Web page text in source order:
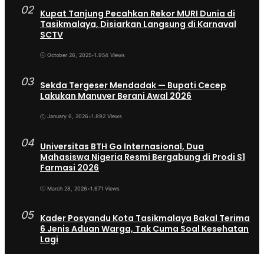
02 Kupat Tanjung Pecahkan Rekor MURI Dunia di
Tasikmalaya, Disiarkan Langsung di Karnaval
SCTV
October 26, 2025•1.954 Views
03 Sekda Tergeser Mendadak — Bupati Cecep
Lakukan Manuver Berani Awal 2026
January 6, 2026•1.892 Views
04 Universitas BTH Go Internasional, Dua
Mahasiswa Nigeria Resmi Bergabung di Prodi S1
Farmasi 2026
March 28, 2026•1.671 Views
05 Kader Posyandu Kota Tasikmalaya Bakal Terima
6 Jenis Aduan Warga, Tak Cuma Soal Kesehatan
Lagi